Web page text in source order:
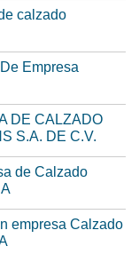
calzado
Empresa
DE CALZADO
S.A. DE C.V.
de Calzado
empresa Calzado